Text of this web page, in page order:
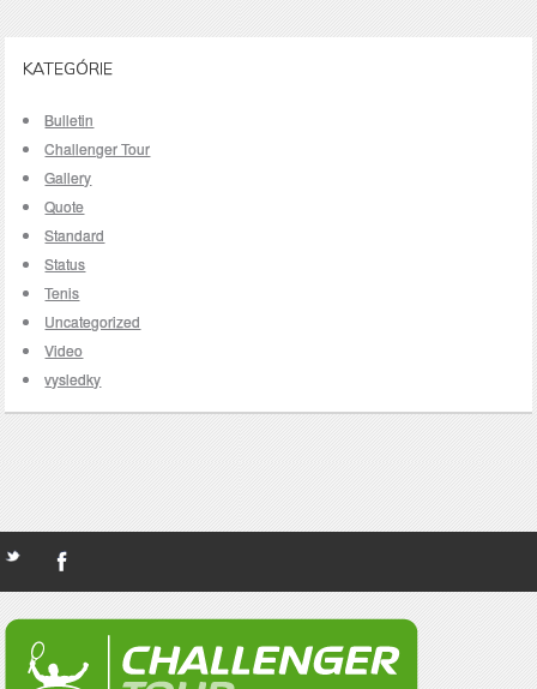
KATEGÓRIE
Bulletin
Challenger Tour
Gallery
Quote
Standard
Status
Tenis
Uncategorized
Video
vysledky